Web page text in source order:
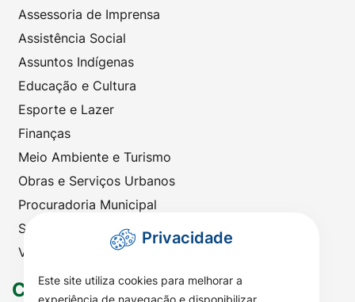
Assessoria de Imprensa
Assistência Social
Assuntos Indígenas
Educação e Cultura
Esporte e Lazer
Finanças
Meio Ambiente e Turismo
Obras e Serviços Urbanos
Procuradoria Municipal
Saúde
Viação e Transportes
Contato
Privacidade
Este site utiliza cookies para melhorar a
experiência de navegação e disponibilizar